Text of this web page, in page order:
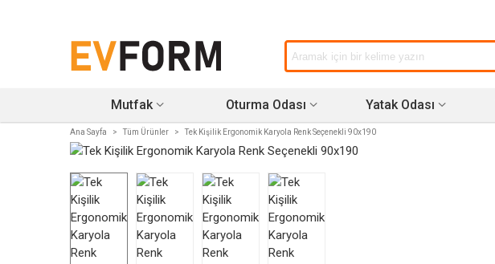
Mutfak Oturma Odası Yatak Odası
Ana Sayfa > Tüm Ürünler > Tek Kişilik Ergonomik Karyola Renk Seçenekli 90x190